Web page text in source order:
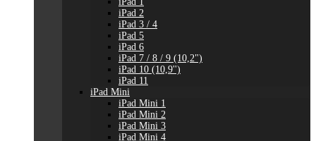
iPad 2
iPad 3 / 4
iPad 5
iPad 6
iPad 7 / 8 / 9 (10,2")
iPad 10 (10,9'')
iPad 11
iPad Mini
iPad Mini 1
iPad Mini 2
iPad Mini 3
iPad Mini 4